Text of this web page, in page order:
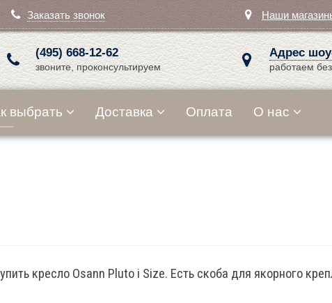
Заказать звонок Наши
(495) 668-12-62
звоните, проконсультируем
Адрес
работаем
выбрать Доставка Оплата О нас
кресло Osann Pluto i Size. Есть скоба для якорного